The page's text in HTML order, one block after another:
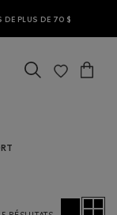
DE PLUS DE 70 $